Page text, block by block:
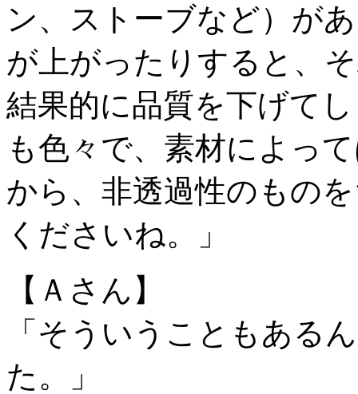
ン、ストーブなど）が
が上がったりすると、
結果的に品質を下げて
も色々で、素材によっ
から、非透過性のもの
くださいね。」
【Ａさん】
「そういうこともある
た。」